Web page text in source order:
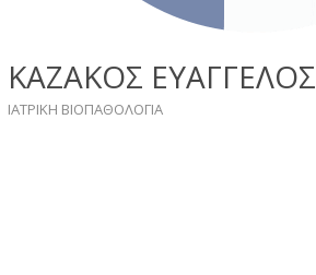
ΚΑΖΑΚΟΣ ΕΥΑΓΓΕΛΟΣ
ΙΑΤΡΙΚΗ ΒΙΟΠΑΘΟΛΟΓΙΑ